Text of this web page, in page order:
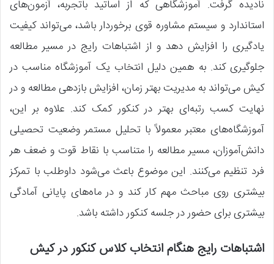
نادیده گرفت. آموزشگاهی که از اساتید باتجربه، آزمون‌های
استاندارد و سیستم مشاوره قوی برخوردار باشد، می‌تواند کیفیت
یادگیری را افزایش دهد و از اشتباهات رایج در مسیر مطالعه
جلوگیری کند. به همین دلیل انتخاب یک آموزشگاه مناسب در
کیش می‌تواند به مدیریت بهتر زمان، افزایش بازدهی مطالعه و در
نهایت کسب رتبه‌ای بهتر در کنکور کمک کند. علاوه بر این،
آموزشگاه‌های معتبر معمولاً با تحلیل مستمر وضعیت تحصیلی
دانش‌آموزان، مسیر مطالعه را متناسب با نقاط قوت و ضعف هر
فرد تنظیم می‌کنند. این موضوع باعث می‌شود داوطلب با تمرکز
بیشتری روی مباحث مهم کار کند و در ماه‌های پایانی آمادگی
بیشتری برای حضور در جلسه کنکور داشته باشد.
اشتباهات رایج هنگام انتخاب کلاس کنکور در کیش